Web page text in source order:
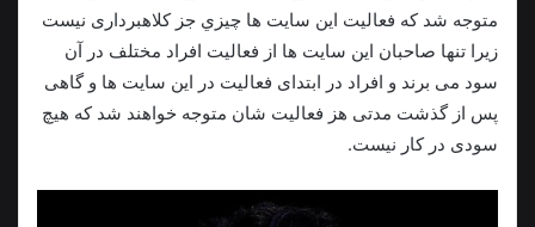
متوجه شد که فعالیت این سایت ها چيزي جز کلاهبرداری نیست
زیرا تنها صاحبان این سایت ها از فعالیت افراد مختلف در آن
سود می برند و افراد در ابتدای فعالیت در این سایت ها و گاهی
پس از گذشت مدتی هز فعالیت شان متوجه خواهند شد که هیچ
سودی در کار نیست.